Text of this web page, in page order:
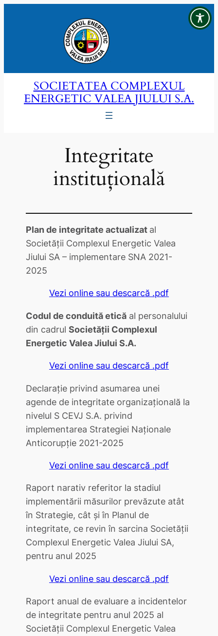
SOCIETATEA COMPLEXUL
ENERGETIC VALEA JIULUI S.A.
Integritate
instituțională
Plan de integritate actualizat al
Societăţii Complexul Energetic Valea
Jiului SA – implementare SNA 2021-
2025
Vezi online sau descarcă .pdf
Codul de conduită eticăal personalului
din cadrul Societăţii Complexul
Energetic Valea Jiului S.A.
Vezi online sau descarcă .pdf
Declaraţie privind asumarea unei
agende de integritate organizaţională la
nivelul S CEVJ S.A. privind
implementarea Strategiei Naţionale
Anticorupţie 2021-2025
Vezi online sau descarcă .pdf
Raport narativ referitor la stadiul
implementării măsurilor prevăzute atât
în Strategie, cât și în Planul de
integritate, ce revin în sarcina Societății
Complexul Energetic Valea Jiului SA,
pentru anul 2025
Vezi online sau descarcă .pdf
Raport anual de evaluare a incidentelor
de integritate pentru anul 2025 al
Societăţii Complexul Energetic Valea